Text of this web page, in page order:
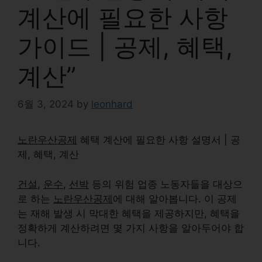
계산에 필요한 사항
가이드 | 공제, 혜택,
계산”
6월 3, 2024 by leonhard
노란우산공제 혜택 계산에 필요한 사항 설명서 | 공
제, 혜택, 계산
건설 , 운수 , 선박 등의 위험 업종 노동자들을 대상으
로 하는 노란우산공제 에 대해 알아봅니다. 이 공제
는 재해 발생 시 막대한 혜택을 제공하지만, 혜택을
정확하게 계산하려면 몇 가지 사항을 알아두어야 합
니다.